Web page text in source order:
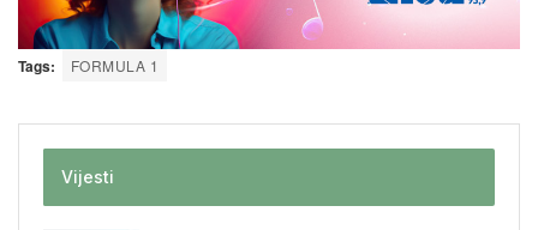
Tags: FORMULA 1
Vijesti